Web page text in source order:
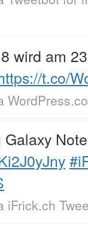
wird am
t.co/
iFrick.ch